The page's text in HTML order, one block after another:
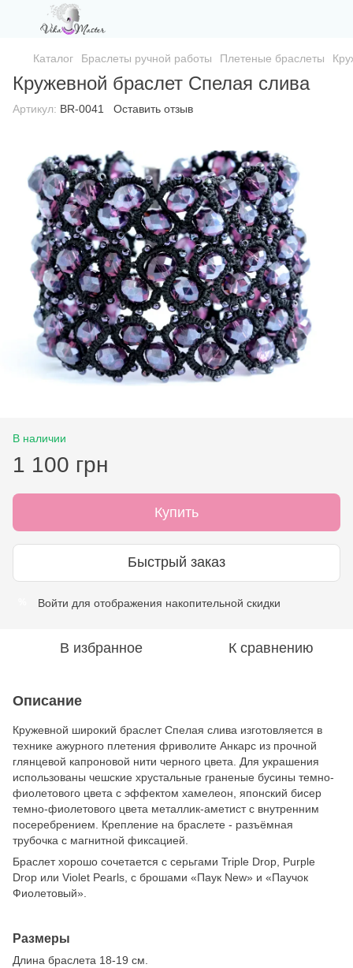
Каталог Браслеты ручной работы Плетеные браслеты
Кружевной браслет Спелая слива
Артикул: BR-0041 Оставить отзыв
В наличии
1 100 грн
Купить
Быстрый заказ
Войти для отображения накопительной скидки
В избранное К сравнению
Описание
Кружевной широкий браслет Спелая слива изготовляется в
технике ажурного плетения фриволите Анкарс из прочной
глянцевой капроновой нити черного цвета. Для украшения
использованы чешские хрустальные граненые бусины темно-
фиолетового цвета с эффектом хамелеон, японский бисер
темно-фиолетового цвета металлик-аметист с внутренним
посеребрением. Крепление на браслете - разъёмная
трубочка с магнитной фиксацией.
Браслет хорошо сочетается с серьгами Triple Drop, Purple
Drop или Violet Pearls, с брошами «Паук New» и «Паучок
Фиолетовый».
Размеры
Длина браслета 18-19 см.